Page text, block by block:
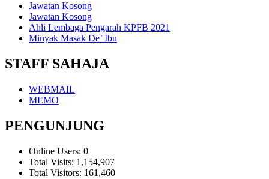
Jawatan Kosong
Jawatan Kosong
Ahli Lembaga Pengarah KPFB 2021
Minyak Masak De’ Ibu
STAFF SAHAJA
WEBMAIL
MEMO
PENGUNJUNG
Online Users: 0
Total Visits: 1,154,907
Total Visitors: 161,460